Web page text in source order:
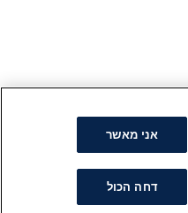
אני מאשר
דחה הכול